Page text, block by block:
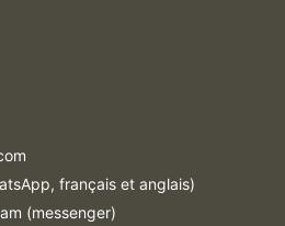
français et anglais)
(messenger)